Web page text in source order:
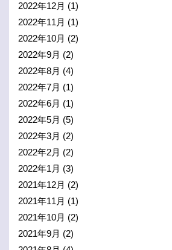
2022年12月 (1)
2022年11月 (1)
2022年10月 (2)
2022年9月 (2)
2022年8月 (4)
2022年7月 (1)
2022年6月 (1)
2022年5月 (5)
2022年3月 (2)
2022年2月 (2)
2022年1月 (3)
2021年12月 (2)
2021年11月 (1)
2021年10月 (2)
2021年9月 (2)